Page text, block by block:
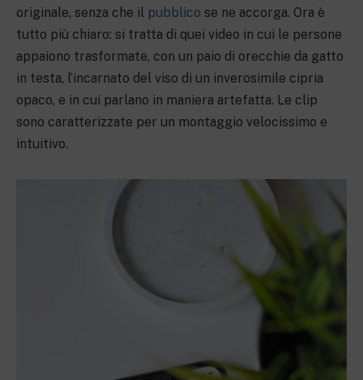
originale, senza che il pubblico se ne accorga. Ora è
tutto più chiaro: si tratta di quei video in cui le persone
appaiono trasformate, con un paio di orecchie da gatto
in testa, l’incarnato del viso di un inverosimile cipria
opaco, e in cui parlano in maniera artefatta. Le clip
sono caratterizzate per un montaggio velocissimo e
intuitivo.